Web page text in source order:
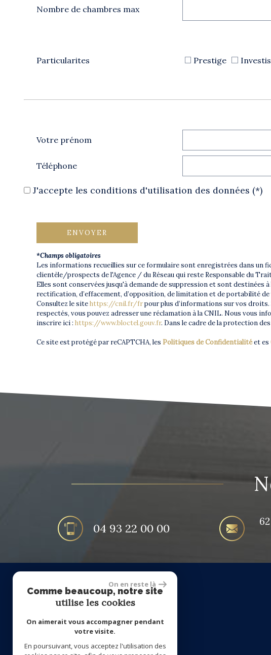
Nombre de chambres max
Particularites Prestige
Votre prénom
Téléphone
J'accepte les conditions d'utilisation des données (*)
ENVOYER
*Champs obligatoires
Les informations recueillies sur ce formulaire sont enregistrées dans
clientèle/prospects de l'Agence / du Réseau qui reste Responsable du
Elles sont conservées jusqu'à demande de suppression et sont destinées
rectification, d’effacement, d’opposition, de limitation et de portabilité
Consultez le sitehttps://cnil.fr/frpour plus d’informations sur vos
respectés, vous pouvez adresser une réclamation à la CNIL. Nous vous
inscrire ici : https://www.bloctel.gouv.fr. Dans le cadre de la protection
Ce site est protégé par reCAPTCHA, les Politiques de Confidentialitéet es
04 93 22 00 00
Nous suivre
On en reste là
Comme beaucoup, notre site
utilise les cookies
On aimerait vous accompagner pendant
votre visite.
En poursuivant, vous acceptez l'utilisation des